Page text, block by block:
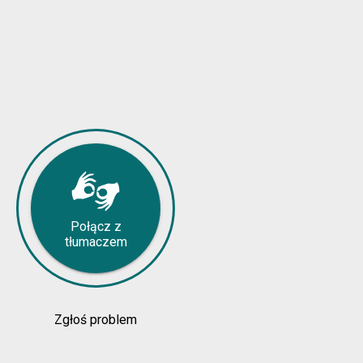
Połącz z
tłumaczem
Zgłoś problem